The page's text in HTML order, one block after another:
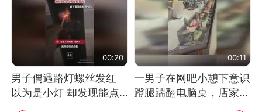
00:20
男子偶遇路灯螺丝发红
以为是小灯 却发现能点
燃香烟 当事人：已报警
00:11
一男子在网吧小憩下意识
蹬腿踹翻电脑桌，店家3
台显示器与机械臂损坏